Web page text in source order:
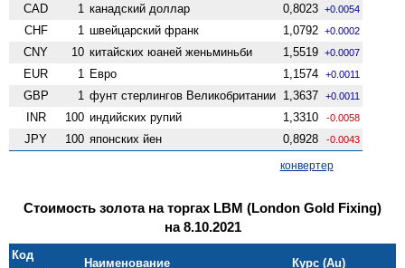
CAD 1 канадский доллар 0,8023 +0.0054
CHF 1 швейцарский франк 1,0792 +0.0002
CNY 10 китайских юаней женьминьби 1,5519 +0.0007
EUR 1 Евро 1,1574 +0.0011
GBP 1 фунт стерлингов Велико­британии 1,3637 +0.0011
INR 100 индийских рупий 1,3310 -0.0058
JPY 100 японских йен 0,8928 -0.0043
конвертер
Стоимость золота на торгах LBM (London Gold Fixing)
на 8.10.2021
Код
Наименование Курс (Au)